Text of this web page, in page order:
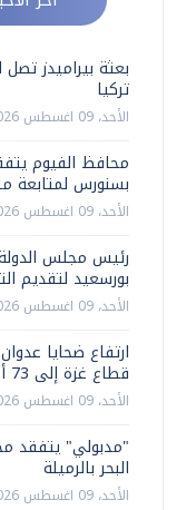
بعثة بيراميدز
تركيا
الأحد، 09 اغسطس 2026 02:54 م
محافظ الفيوم
بسنورس لمتابعة
الأحد، 09 اغسطس 2026 02:51 م
رئيس مجلس
بورسعيد لتقديم
الأحد، 09 اغسطس 2026 02:49 م
ارتفاع ضحايا
قطاع غزة إلى 73 ألفا و386 شهيدا
الأحد، 09 اغسطس 2026 02:46 م
"مدبولي" يتفقد
البحر بالرميلة
الأحد، 09 اغسطس 2026 02:44 م